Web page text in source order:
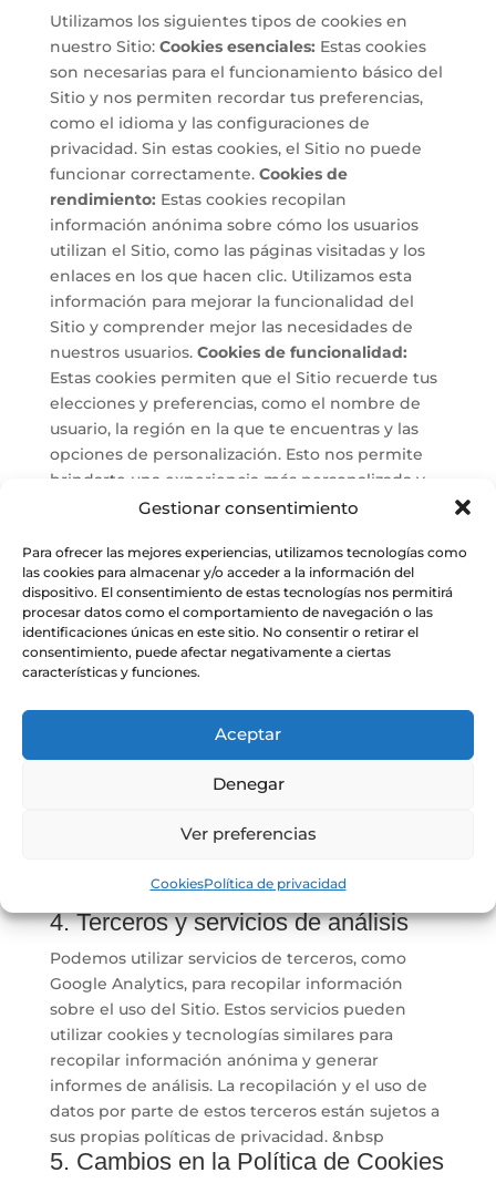
Gestionar consentimiento
Para ofrecer las mejores experiencias, utilizamos tecnologías como
las cookies para almacenar y/o acceder a la información del
dispositivo. El consentimiento de estas tecnologías nos permitirá
procesar datos como el comportamiento de navegación o las
identificaciones únicas en este sitio. No consentir o retirar el
consentimiento, puede afectar negativamente a ciertas
características y funciones.
Aceptar
Denegar
Ver preferencias
CookiesPolítica de privacidad
Utilizamos los siguientes tipos de cookies en
nuestro Sitio: Cookies esenciales: Estas cookies
son necesarias para el funcionamiento básico del
Sitio y nos permiten recordar tus preferencias,
como el idioma y las configuraciones de
privacidad. Sin estas cookies, el Sitio no puede
funcionar correctamente. Cookies de
rendimiento: Estas cookies recopilan
información anónima sobre cómo los usuarios
utilizan el Sitio, como las páginas visitadas y los
enlaces en los que hacen clic. Utilizamos esta
información para mejorar la funcionalidad del
Sitio y comprender mejor las necesidades de
nuestros usuarios. Cookies de funcionalidad:
Estas cookies permiten que el Sitio recuerde tus
elecciones y preferencias, como el nombre de
usuario, la región en la que te encuentras y las
opciones de personalización. Esto nos permite
brindarte una experiencia más personalizada y
facilitar el uso del Sitio.Cookies de publicidad:
relevantes para tus intereses. También pueden
utilizarse para limitar la cantidad de veces que
ves un anuncio y medir la efectividad de las
campañas publicitarias. Estas cookies se colocan
en el Sitio por nuestros socios de publicidad.
&nbsp
3. Gestión de cookies
Al acceder y utilizar nuestro Sitio, aceptas el uso
administrar y controlar las cookies a través de la
que desactivar o rechazar las cookies puede
navegación en el Sitio. &nbsp
4. Terceros y servicios de análisis
Podemos utilizar servicios de terceros, como
Google Analytics, para recopilar información
sobre el uso del Sitio. Estos servicios pueden
utilizar cookies y tecnologías similares para
recopilar información anónima y generar
informes de análisis. La recopilación y el uso de
datos por parte de estos terceros están sujetos a
sus propias políticas de privacidad. &nbsp
5. Cambios en la Política de Cookies